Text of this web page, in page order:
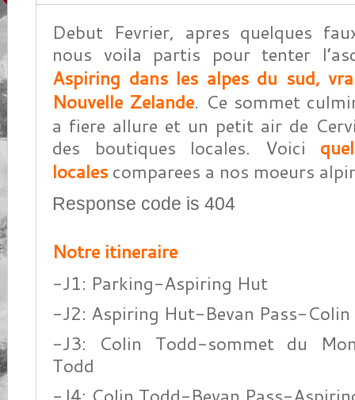
Debut Fevrier, apres quelques
nous voila partis pour tenter
Aspiring dans les alpes du sud,
Nouvelle Zelande. Ce sommet
a fiere allure et un petit air de
des boutiques locales. Voici
locales comparees a nos moeurs
Response code is 404
Notre itineraire
-J1: Parking-Aspiring Hut
-J2: Aspiring Hut-Bevan Pass-
-J3: Colin Todd-sommet du
Todd